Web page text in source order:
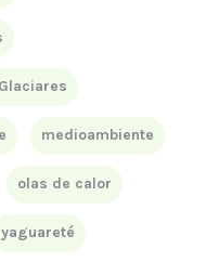
medioambiente
olas de calor
yaguareté